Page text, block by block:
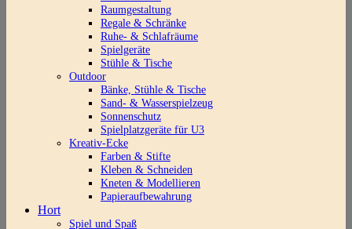
Raumgestaltung
Regale & Schränke
Ruhe- & Schlafräume
Spielgeräte
Stühle & Tische
Outdoor
Bänke, Stühle & Tische
Sand- & Wasserspielzeug
Sonnenschutz
Spielplatzgeräte für U3
Kreativ-Ecke
Farben & Stifte
Kleben & Schneiden
Kneten & Modellieren
Papieraufbewahrung
Hort
Spiel und Spaß